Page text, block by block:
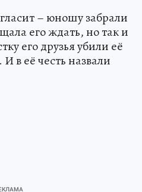
– юношу забрали
его ждать, но так и
его друзья убили её
в её честь назвали